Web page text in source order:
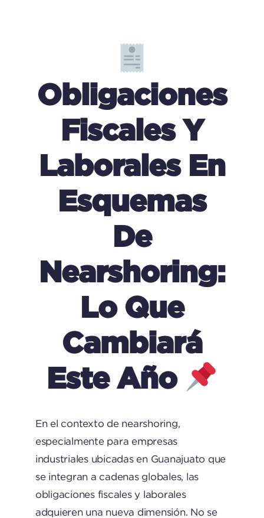
Obligaciones
Fiscales Y
Laborales En
Esquemas
De
Nearshoring:
Lo Que
Cambiará
Este Año
En el contexto de nearshoring,
especialmente para empresas
industriales ubicadas en Guanajuato que
se integran a cadenas globales, las
obligaciones fiscales y laborales
adquieren una nueva dimensión. No se